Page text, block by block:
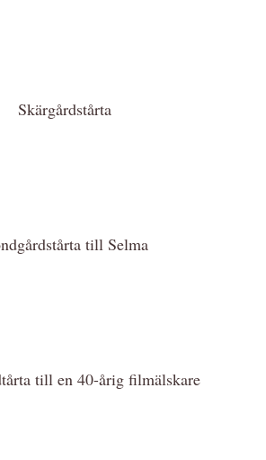
Skärgårdstårta
till Selma
till en 40-årig filmälskare